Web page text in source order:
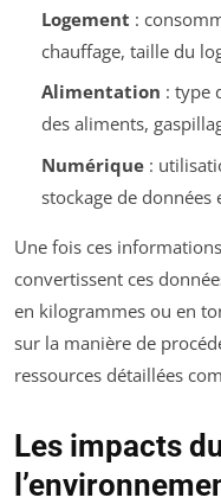
Logement :
chauffage, taille du
Alimentation : type
des aliments,
Numérique:
stockage de données
Une fois ces
convertissent ces
en kilogrammes ou en
sur la manière de
ressources détaillées
Les impacts